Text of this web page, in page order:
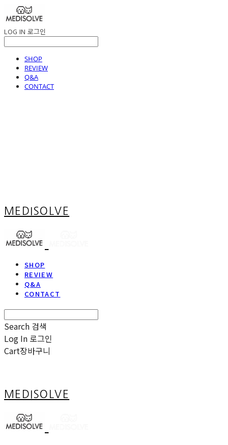
LOG IN 로그인
SHOP
REVIEW
Q&A
CONTACT
MEDISOLVE
SHOP
REVIEW
Q&A
CONTACT
Search 검색
Log In 로그인
Cart장바구니
MEDISOLVE